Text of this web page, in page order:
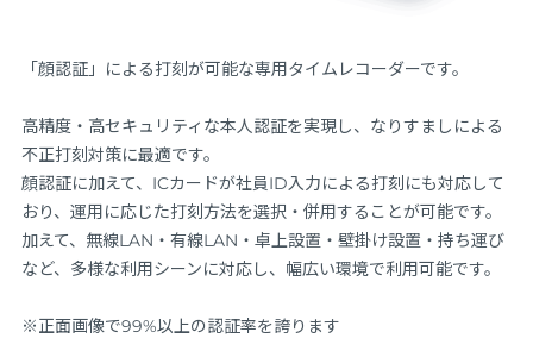
「顔認証」による打刻が可能な専用タイムレコーダーです。
高精度・高セキュリティな本人認証を実現し、なりすましによる
不正打刻対策に最適です。
顔認証に加えて、ICカードが社員ID入力による打刻にも対応して
おり、運用に応じた打刻方法を選択・併用することが可能です。
加えて、無線LAN・有線LAN・卓上設置・壁掛け設置・持ち運び
など、多様な利用シーンに対応し、幅広い環境で利用可能です。
※正面画像で99%以上の認証率を誇ります